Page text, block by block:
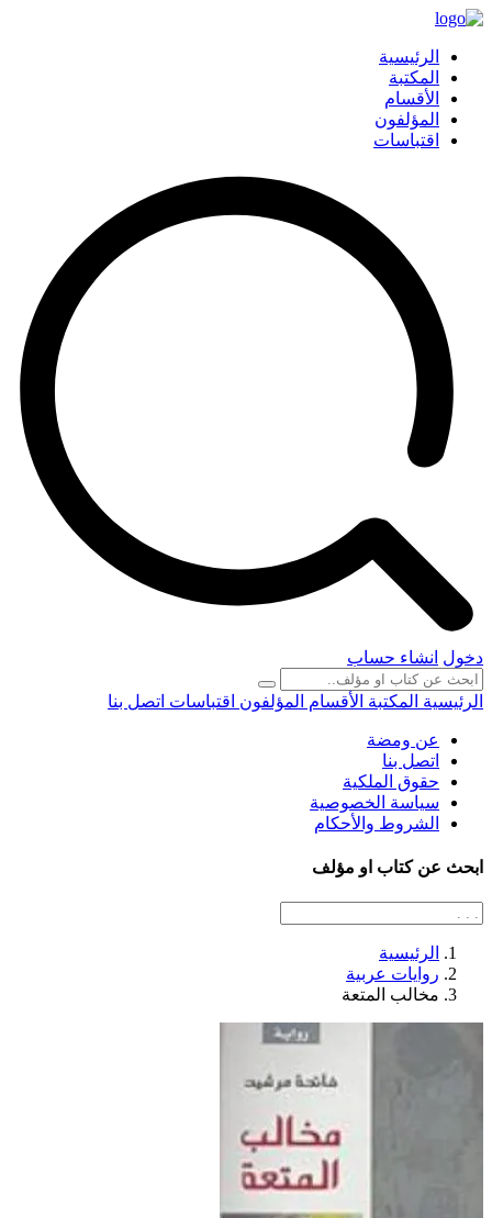
الرئيسية
المكتبة
الأقسام
المؤلفون
اقتباسات
دخول انشاء حساب
الرئيسية المكتبة الأقسام المؤلفون اقتباسات اتصل بنا
عن ومضة
اتصل بنا
حقوق الملكية
سياسة الخصوصية
الشروط والأحكام
ابحث عن كتاب او مؤلف
الرئيسية
روايات عربية
مخالب المتعة